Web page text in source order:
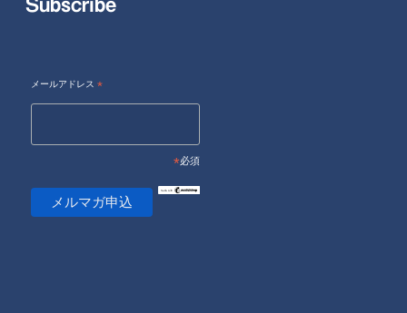
Subscribe
メールアドレス *
*必須